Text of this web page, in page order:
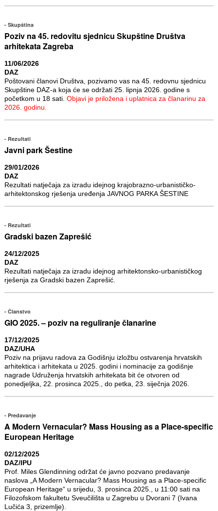
Skupština
Poziv na 45. redovitu sjednicu Skupštine Društva
arhitekata Zagreba
11/06/2026
DAZ
Poštovani članovi Društva, pozivamo vas na 45. redovnu sjednicu
Skupštine DAZ-a koja će se održati 25. lipnja 2026. godine s
početkom u 18 sati. Objavi je priložena i uplatnica za članarinu za
2026. godinu.
Rezultati
Javni park Šestine
29/01/2026
DAZ
Rezultati natječaja za izradu idejnog krajobrazno-urbanističko-
arhitektonskog rješenja uređenja JAVNOG PARKA ŠESTINE
Rezultati
Gradski bazen Zaprešić
24/12/2025
DAZ
Rezultati natječaja za izradu idejnog arhitektonsko-urbanističkog
rješenja za Gradski bazen Zaprešić.
Članstvo
GIO 2025. – poziv na reguliranje članarine
17/12/2025
DAZ/UHA
Poziv na prijavu radova za Godišnju izložbu ostvarenja hrvatskih
arhitektica i arhitekata u 2025. godini i nominacije za godišnje
nagrade Udruženja hrvatskih arhitekata bit će otvoren od
ponedjeljka, 22. prosinca 2025., do petka, 23. siječnja 2026.
Predavanje
A Modern Vernacular? Mass Housing as a Place-specific
European Heritage
02/12/2025
DAZ/IPU
Prof. Miles Glendinning održat će javno pozvano predavanje
naslova „A Modern Vernacular? Mass Housing as a Place-specific
European Heritage“ u srijedu, 3. prosinca 2025., u 11:00 sati na
Filozofskom fakultetu Sveučilišta u Zagrebu u Dvorani 7 (Ivana
Lučića 3, prizemlje).